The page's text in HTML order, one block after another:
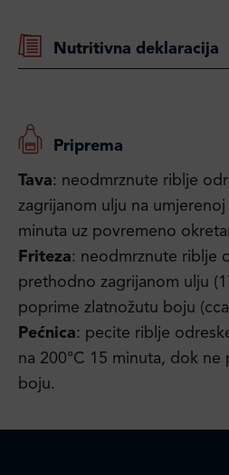
Nutritivna deklaracija
Priprema
Tava: neodmrznute riblje
zagrijanom ulju na
minuta uz povremeno
Friteza: neodmrznute riblje
prethodno zagrijanom ulju
poprime zlatnožutu boju
Pećnica: pecite riblje
na 200°C 15 minuta, dok
boju.